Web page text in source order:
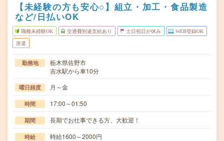
【未経験の方も安心○】組立・加工・食品製造
など/日払いOK
職種未経験OK 交通費別途支給あり 土日祝日が休み WEB登録OK
派遣
勤務地
栃木県佐野市
吉水駅から車10分
曜日頻度 月～金
時間 17:00～01:50
期間 長期でお仕事できる方、大歓迎！
時給 時給1600～2000円